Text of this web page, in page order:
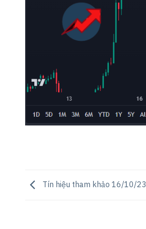
Tín hiệu tham khảo 16/10/23